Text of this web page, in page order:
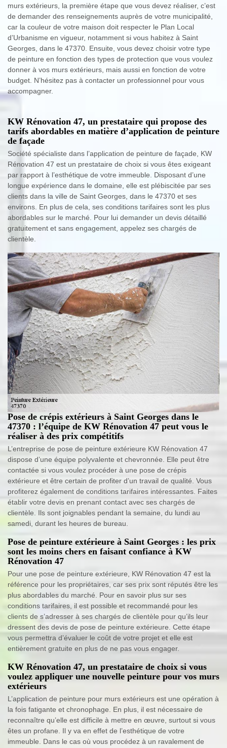
murs extérieurs, la première étape que vous devez réaliser, c’est
de demander des renseignements auprès de votre municipalité,
car la couleur de votre maison doit respecter le Plan Local
d’Urbanisme en vigueur, notamment si vous habitez à Saint
Georges, dans le 47370. Ensuite, vous devez choisir votre type
de peinture en fonction des types de protection que vous voulez
donner à vos murs extérieurs, mais aussi en fonction de votre
budget. N’hésitez pas à contacter un professionnel pour vous
accompagner.
KW Rénovation 47, un prestataire qui propose des
tarifs abordables en matière d’application de peinture
de façade
Société spécialiste dans l’application de peinture de façade, KW
Rénovation 47 est un prestataire de choix si vous êtes exigeant
par rapport à l’esthétique de votre immeuble. Disposant d’une
longue expérience dans le domaine, elle est plébiscitée par ses
clients dans la ville de Saint Georges, dans le 47370 et ses
environs. En plus de cela, ses conditions tarifaires sont les plus
abordables sur le marché. Pour lui demander un devis détaillé
gratuitement et sans engagement, appelez ses chargés de
clientèle.
Pose de crépis extérieurs à Saint Georges dans le
47370 : l’équipe de KW Rénovation 47 peut vous le
réaliser à des prix compétitifs
L’entreprise de pose de peinture extérieure KW Rénovation 47
dispose d’une équipe polyvalente et chevronnée. Elle peut être
contactée si vous voulez procéder à une pose de crépis
extérieure et être certain de profiter d’un travail de qualité. Vous
profiterez également de conditions tarifaires intéressantes. Faites
établir votre devis en prenant contact avec ses chargés de
clientèle. Ils sont joignables pendant la semaine, du lundi au
samedi, durant les heures de bureau.
Pose de peinture extérieure à Saint Georges : les prix
sont les moins chers en faisant confiance à KW
Rénovation 47
Pour une pose de peinture extérieure, KW Rénovation 47 est la
référence pour les propriétaires, car ses prix sont réputés être les
plus abordables du marché. Pour en savoir plus sur ses
conditions tarifaires, il est possible et recommandé pour les
clients de s’adresser à ses chargés de clientèle pour qu’ils leur
dressent des devis de pose de peinture extérieure. Cette étape
vous permettra d’évaluer le coût de votre projet et elle est
entièrement gratuite en plus de ne pas vous engager.
KW Rénovation 47, un prestataire de choix si vous
voulez appliquer une nouvelle peinture pour vos murs
extérieurs
L’application de peinture pour murs extérieurs est une opération à
la fois fatigante et chronophage. En plus, il est nécessaire de
reconnaître qu’elle est difficile à mettre en œuvre, surtout si vous
êtes un profane. Il y va en effet de l’esthétique de votre
immeuble. Dans le cas où vous procédez à un ravalement de